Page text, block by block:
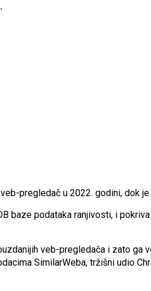
pregledač u 2022. godini, dok
baze podataka ranjivosti, i
veb-pregledača i zato ga
SimilarWeba, tržišni udio